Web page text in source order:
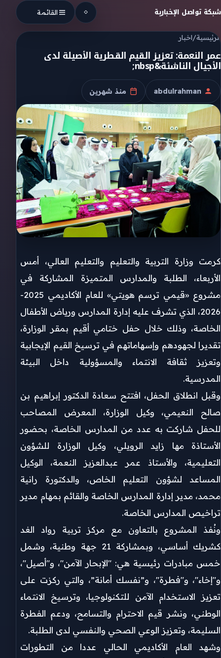
Skip to content
شبكة تواصل الإخبارية القائمة
الرئيسية/اخبار
عمر النعمة: تعزيز القيم القطرية الأصيلة لدى
الأجيال الناشئة&nbsp;
الكاتب
abdulrahman
تاريخ النشر
منذ شهرين
كرمت وزارة التربية والتعليم والتعليم العالي، أمس
الأربعاء، الطلبة والمدارس المتميزة المشاركة في
مشروع «قيمي ترسم هويتي» للعام الأكاديمي 2025-
2026، الذي تشرف عليه إدارة المدارس ورياض الأطفال
الخاصة، وذلك خلال حفل ختامي أقيم بمقر الوزارة،
تقديرا لجهودهم وإسهاماتهم في ترسيخ القيم الإيجابية
وتعزيز ثقافة الانتماء والمسؤولية داخل البيئة
المدرسية.
وقبل انطلاق الحفل، افتتح سعادة الدكتور إبراهيم بن
صالح النعيمي، وكيل الوزارة، المعرض المصاحب
للحفل شاركت به عدد من المدارس الخاصة، بحضور
الأستاذة مها زايد الرويلي، وكيل الوزارة للشؤون
التعليمية، والأستاذ عمر عبدالعزيز النعمة، الوكيل
المساعد لشؤون التعليم الخاص، والدكتورة رانية
محمد، مدير إدارة المدارس الخاصة والقائم بمهام مدير
تراخيص المدارس الخاصة.
ونُفذ المشروع بالتعاون مع مركز تربية رواد الغد
كشريك أساسي، وبمشاركة 21 جهة وطنية، وشمل
خمس مبادرات رئيسية هي: "الإبحار الآمن"، و"أصيل"،
و"إخاء"، و"فطرة"، و”نفسك أمانة”، والتي ركزت على
تعزيز الاستخدام الآمن للتكنولوجيا، وترسيخ الانتماء
الوطني، ونشر قيم الاحترام والتسامح، ودعم الفطرة
السليمة، وتعزيز الوعي الصحي والنفسي لدى الطلبة.
وشهد العام الأكاديمي الحالي عددا من التطورات